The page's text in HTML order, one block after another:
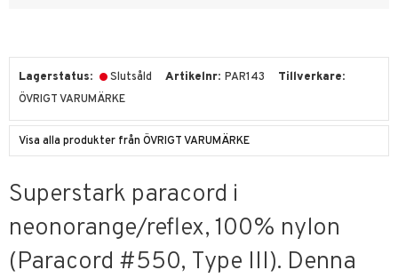
Lagerstatus Slutsåld Artikelnr PAR143
Tillverkare
ÖVRIGT VARUMÄRKE
Visa alla produkter från ÖVRIGT VARUMÄRKE
Superstark paracord i
neonorange/reflex, 100% nylon
(Paracord #550, Type III). Denna